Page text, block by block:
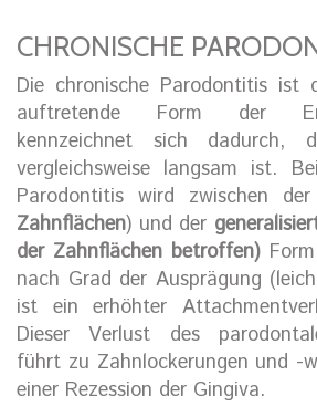
CHRONISCHE
Die chronische Parodontitis ist
auftretende Form der
kennzeichnet sich dadurch,
vergleichsweise langsam ist.
Parodontitis wird zwischen der
Zahnflächen) und der
der Zahnflächen betroffen)Form
nach Grad der Ausprägung
ist ein erhöhter
Dieser Verlust des
führt zu Zahnlockerungen und -
einer Rezession der Gingiva.